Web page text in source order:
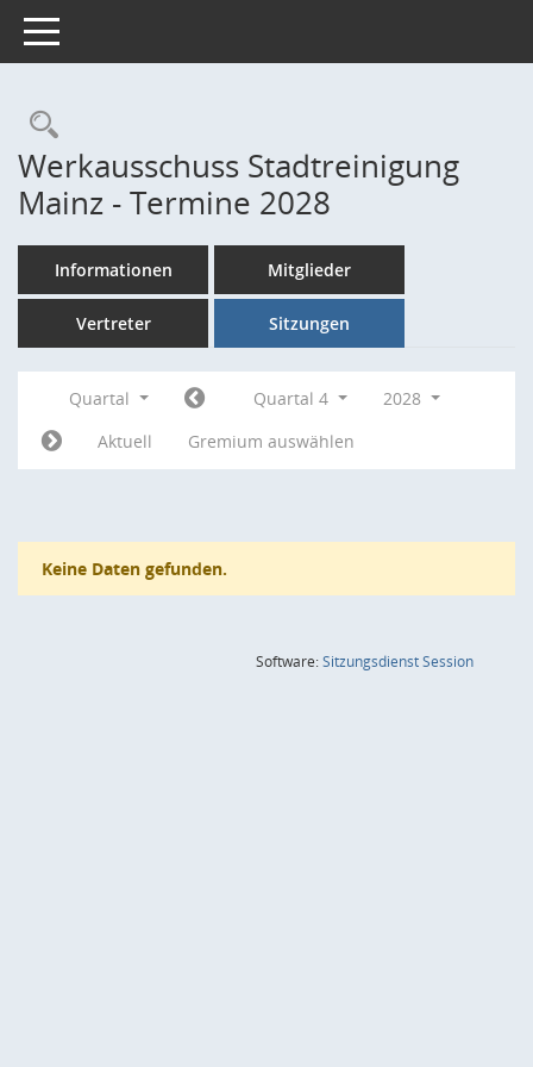
Toggle navigation
Rechercheauswahl
Werkausschuss Stadtreinigung
Mainz - Termine 2028
Informationen Mitglieder
Vertreter Sitzungen
Quartal Quartal 4
2028
Aktuell
Gremium auswählen
Keine Daten gefunden.
Software:SitzungsdienstSession(Wird in